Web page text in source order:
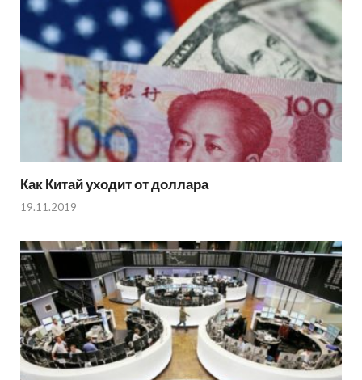
Как Китай уходит от доллара
19.11.2019